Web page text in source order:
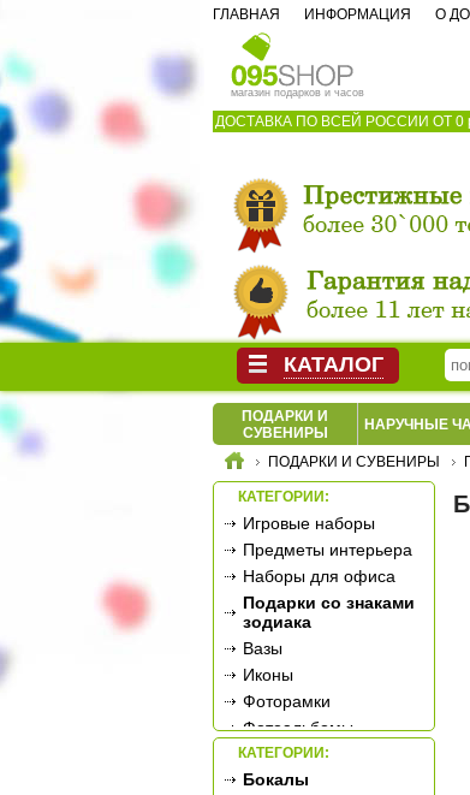
магазин подарков и часов
ДОСТАВКА ПО ВСЕЙ РОССИИ ОТ 0
ГЛАВНАЯ ИНФОРМАЦИЯ О
ПОДАРКИ И
СУВЕНИРЫ
НАРУЧНЫЕ
ПОДАРКИ И СУВЕНИРЫ
КАТЕГОРИИ:
Игровые наборы
Предметы интерьера
Наборы для офиса
Подарки со знаками
зодиака
Вазы
Иконы
Фоторамки
Фотоальбомы
Сувенирное оружие
Ретро-техника
КАТЕГОРИИ:
Бокалы
КАТАЛОГ